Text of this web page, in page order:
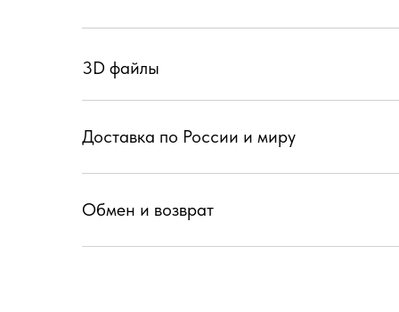
3D файлы
Доставка по России и миру
Обмен и возврат